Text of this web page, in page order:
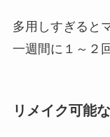
多用しすぎると
一週間に１～２
リメイク可能